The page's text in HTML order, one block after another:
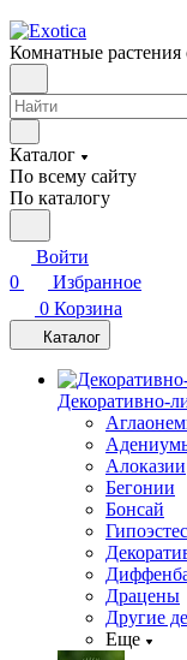
Комнатные растения
Каталог
По всему сайту
По каталогу
Войти
0
Избранное
0 Корзина
Каталог
Декоративно-
Алоказии
Бегонии
Бонсай
Драцены
Другие
Еще